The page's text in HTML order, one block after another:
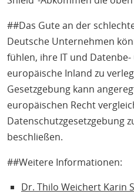
##Das Gute an der
Deutsche Unternehmen
fühlen, ihre IT und
europäische Inland zu
Gesetzgebung kann
europäischen Recht
Datenschutzgesetzgebung
beschließen.
##Weitere Informationen:
Dr. Thilo Weichert Karin